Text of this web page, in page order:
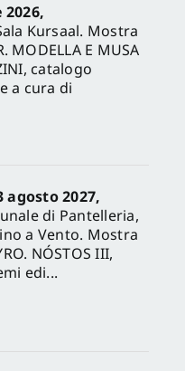
Kursaal. Mostra
MODELLA E MUSA
catalogo
a cura di
agosto 2027,
di Pantelleria,
a Vento. Mostra
NÓSTOS III,
edi...